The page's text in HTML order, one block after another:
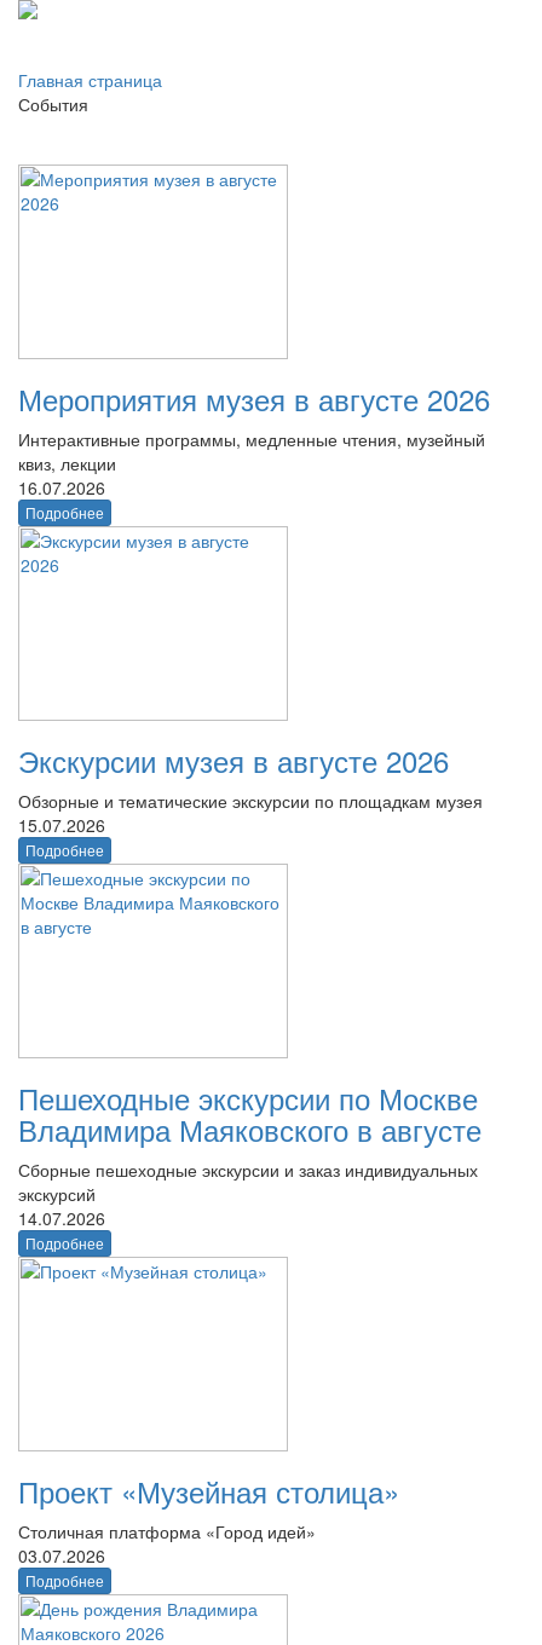
Главная страница
События
Мероприятия музея в августе 2026
Интерактивные программы, медленные чтения, музейный
квиз, лекции
16.07.2026
Подробнее
Экскурсии музея в августе 2026
Обзорные и тематические экскурсии по площадкам музея
15.07.2026
Подробнее
Пешеходные экскурсии по Москве
Владимира Маяковского в августе
Сборные пешеходные экскурсии и заказ индивидуальных
экскурсий
14.07.2026
Подробнее
Проект «Музейная столица»
Столичная платформа «Город идей»
03.07.2026
Подробнее